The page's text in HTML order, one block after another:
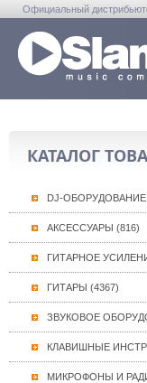
Официальный
КАТАЛОГ
DJ-ОБОРУДОВАНИЕ
АКСЕССУАРЫ (816)
ГИТАРНОЕ
ГИТАРЫ (4367)
ЗВУКОВОЕ
КЛАВИШНЫЕ
МИКРОФОНЫ И